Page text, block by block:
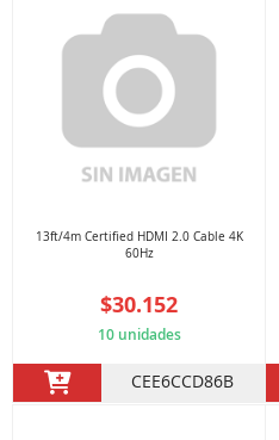
13ft/4m Certified HDMI 2.0 Cable 4K
60Hz
$30.152
10 unidades
CEE6CCD86B